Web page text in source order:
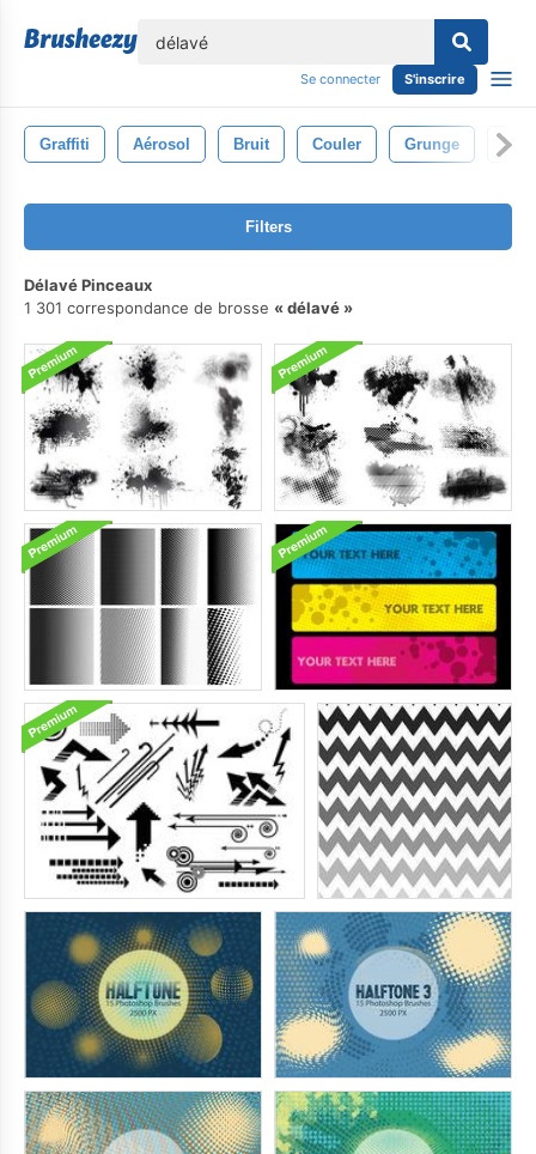
Se connecter S'inscrire
Graffiti Aérosol Bruit Couler Grunge
Filters
Délavé Pinceaux
1 301 correspondance de brosse
délavé